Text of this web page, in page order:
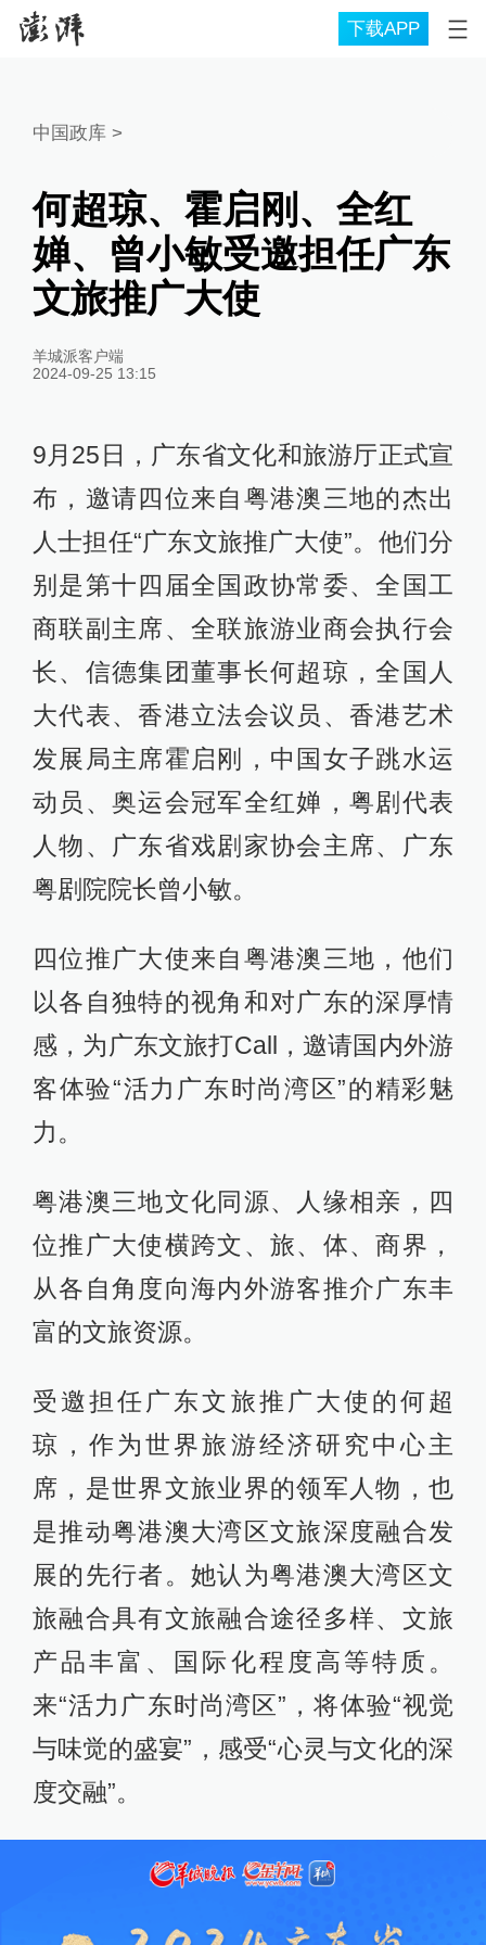
下载APP
中国政库 >
何超琼、霍启刚、全红
婵、曾小敏受邀担任广东
文旅推广大使
羊城派客户端
2024-09-25 13:15
9月25日，广东省文化和旅游厅正式宣
布，邀请四位来自粤港澳三地的杰出
人士担任“广东文旅推广大使”。他们分
别是第十四届全国政协常委、全国工
商联副主席、全联旅游业商会执行会
长、信德集团董事长何超琼，全国人
大代表、香港立法会议员、香港艺术
发展局主席霍启刚，中国女子跳水运
动员、奥运会冠军全红婵，粤剧代表
人物、广东省戏剧家协会主席、广东
粤剧院院长曾小敏。
四位推广大使来自粤港澳三地，他们
以各自独特的视角和对广东的深厚情
感，为广东文旅打Call，邀请国内外游
客体验“活力广东时尚湾区”的精彩魅
力。
粤港澳三地文化同源、人缘相亲，四
位推广大使横跨文、旅、体、商界，
从各自角度向海内外游客推介广东丰
富的文旅资源。
受邀担任广东文旅推广大使的何超
琼，作为世界旅游经济研究中心主
席，是世界文旅业界的领军人物，也
是推动粤港澳大湾区文旅深度融合发
展的先行者。她认为粤港澳大湾区文
旅融合具有文旅融合途径多样、文旅
产品丰富、国际化程度高等特质。
来“活力广东时尚湾区”，将体验“视觉
与味觉的盛宴”，感受“心灵与文化的深
度交融”。